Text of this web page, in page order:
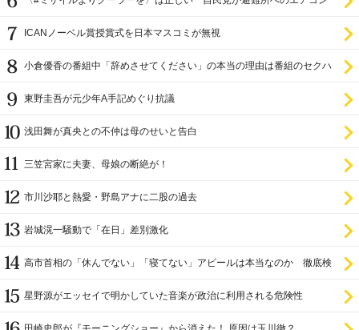
ICANノーベル賞授賞式を日本マスコミが無視
小倉優香の番組中「辞めさせてください」の本当の理由は番組のセクハ
東野圭吾が元少年A手記めぐり抗議
浅田舞が真央との不仲は母のせいと告白
三笠宮家に夫妻、母娘の断絶が！
市川沙耶と熱愛・野島アナに二股の過去
岩城滉一騒動で「在日」差別激化
高市首相の「休んでない」「寝てない」アピールは本当なのか 徹底検
星野源がエッセイで明かしていた音楽が政治に利用される危険性